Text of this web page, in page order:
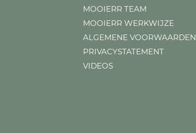
MOOIERR TEAM
MOOIERR WERKWIJZE
ALGEMENE VOORWAARDEN
PRIVACYSTATEMENT
VIDEOS